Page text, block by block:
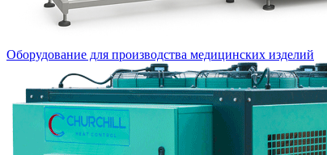
Оборудование для производства медицинских изделий